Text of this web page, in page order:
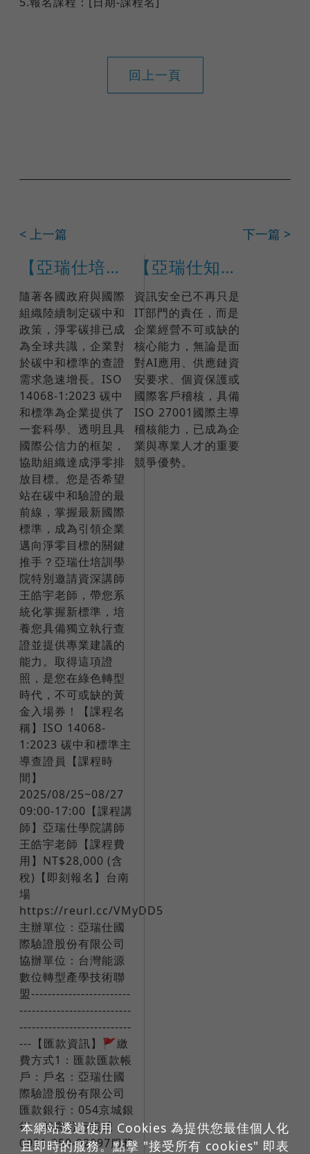
回上一頁
< 上一篇 下一篇 >
【亞瑞仕培訓學院】ISO 14068-1:2023 碳中和標準主導查證員
隨著各國政府與國際
組織陸續制定碳中和
政策，淨零碳排已成
為全球共識，企業對
於碳中和標準的查證
需求急速增長。ISO
14068-1:2023 碳中
和標準為企業提供了
一套科學、透明且具
國際公信力的框架，
協助組織達成淨零排
放目標。​您是否希望
站在碳中和驗證的最
前線，掌握最新國際
標準，成為引領企業
邁向淨零目標的關鍵
推手？​亞瑞仕培訓學
院特別邀請資深講師
王皓宇老師，帶您系
統化掌握新標準，培
養您具備獨立執行查
證並提供專業建議的
能力。取得這項證
照，是您在綠色轉型
時代，不可或缺的黃
金入場券！​【課程名
稱】ISO 14068-
1:2023 碳中和標準主
導查證員【課程時
間】
2025/08/25~08/27
09:00-17:00【課程講
師】亞瑞仕學院講師
王皓宇老師【課程費
用】NT$28,000 (含
稅)【即刻報名】台南
場
https://reurl.cc/VMyDD5​
主辦單位：亞瑞仕國
際驗證股份有限公司
協辦單位：台灣能源
數位轉型產學技術聯
盟------------------------
---------------------------
---------------------------
---​【匯款資訊】🚩繳
費方式1：匯款匯款帳
戶：戶名：亞瑞仕國
際驗證股份有限公司
匯款銀行：054京城銀
行 裕農分行帳號：
0931-250-02097服務
【亞瑞仕知識學苑】ISO 27001:2022國際IRCA主導稽核員訓練課程(課程編號 17791)
資訊安全已不再只是
IT部門的責任，而是
企業經營不可或缺的
核心能力，無論是面
對AI應用、供應鏈資
安要求、個資保護或
國際客戶稽核，具備
ISO 27001國際主導
稽核能力，已成為企
業與專業人才的重要
競爭優勢。
本網站透過使用 Cookies 為提供您最佳個人化
且即時的服務。點擊 "接受所有 cookies" 即表